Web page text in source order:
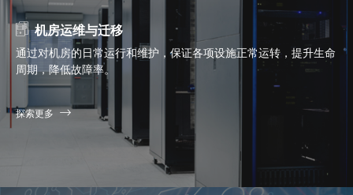
机房运维与迁移
通过对机房的日常运行和维护，保证各项设施正常运转，提升生命
周期，降低故障率。
探索更多